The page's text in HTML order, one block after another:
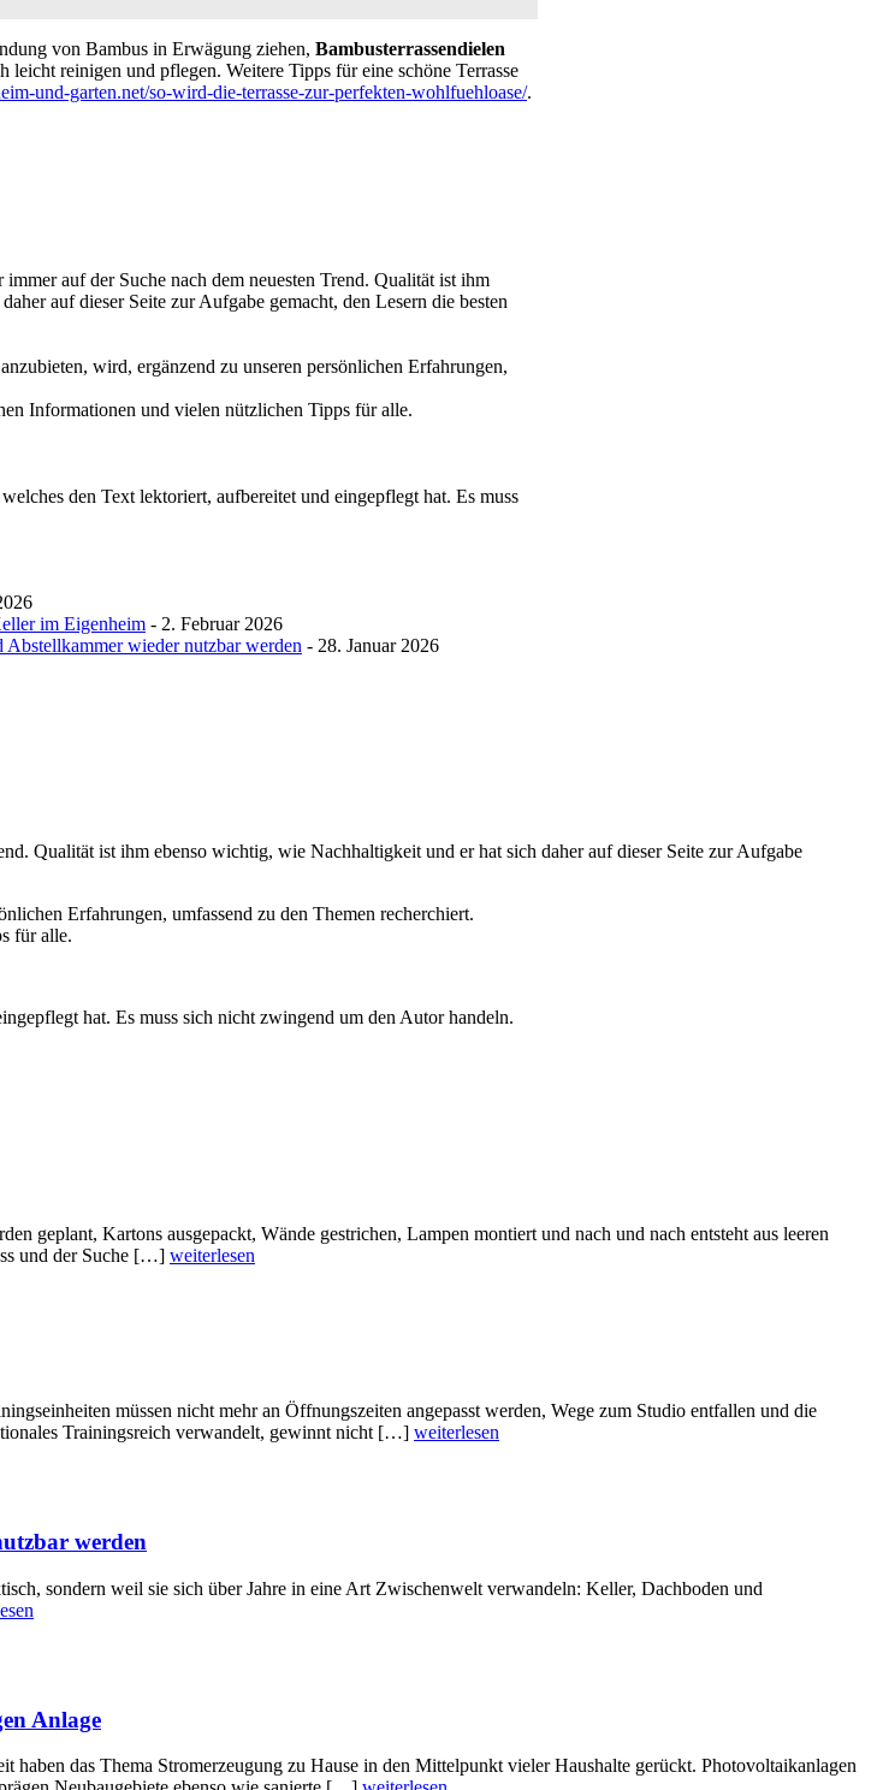
von Bambus in Erwägung ziehen, Bambusterrassendielen
leicht reinigen und pflegen. Weitere Tipps für eine schöne Terrasse
und-garten.net/so-wird-die-terrasse-zur-perfekten-wohlfuehloase/.
auf der Suche nach dem neuesten Trend. Qualität ist ihm
auf dieser Seite zur Aufgabe gemacht, den Lesern die besten
wird, ergänzend zu unseren persönlichen Erfahrungen,
Informationen und vielen nützlichen Tipps für alle.
den Text lektoriert, aufbereitet und eingepflegt hat. Es muss
im Eigenheim - 2. Februar 2026
wieder nutzbar werden - 28. Januar 2026
Qualität ist ihm ebenso wichtig, wie Nachhaltigkeit und er hat sich daher auf dieser Seite zur Aufgabe
Erfahrungen, umfassend zu den Themen recherchiert.
für alle.
hat. Es muss sich nicht zwingend um den Autor handeln.
geplant, Kartons ausgepackt, Wände gestrichen, Lampen montiert und nach und nach entsteht aus leeren
und der Suche […] weiterlesen
müssen nicht mehr an Öffnungszeiten angepasst werden, Wege zum Studio entfallen und die
Trainingsreich verwandelt, gewinnt nicht […] weiterlesen
werden
sondern weil sie sich über Jahre in eine Art Zwischenwelt verwandeln: Keller, Dachboden und
Anlage
haben das Thema Stromerzeugung zu Hause in den Mittelpunkt vieler Haushalte gerückt. Photovoltaikanlagen